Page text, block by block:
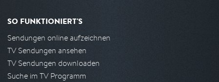
SO FUNKTIONIERT'S
Sendungen online aufzeichnen
TV Sendungen ansehen
TV Sendungen downloaden
Suche im TV Programm